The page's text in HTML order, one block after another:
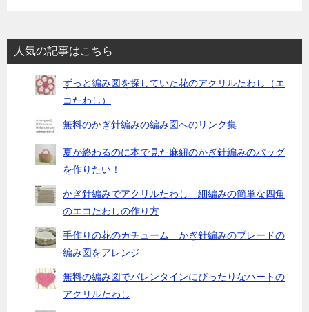
人気の記事はこちら
ずっと編み図を探していた花のアクリルたわし（エ
コたわし）
無料のかぎ針編みの編み図へのリンク集
夏が終わるのに本で見た麻紐のかぎ針編みのバッグ
を作りたい！
かぎ針編みでアクリルたわし 細編みの簡単な四角
のエコたわしの作り方
手作りの花のカチューム かぎ針編みのブレードの
編み図をアレンジ
無料の編み図でバレンタインにぴったりなハートの
アクリルたわし